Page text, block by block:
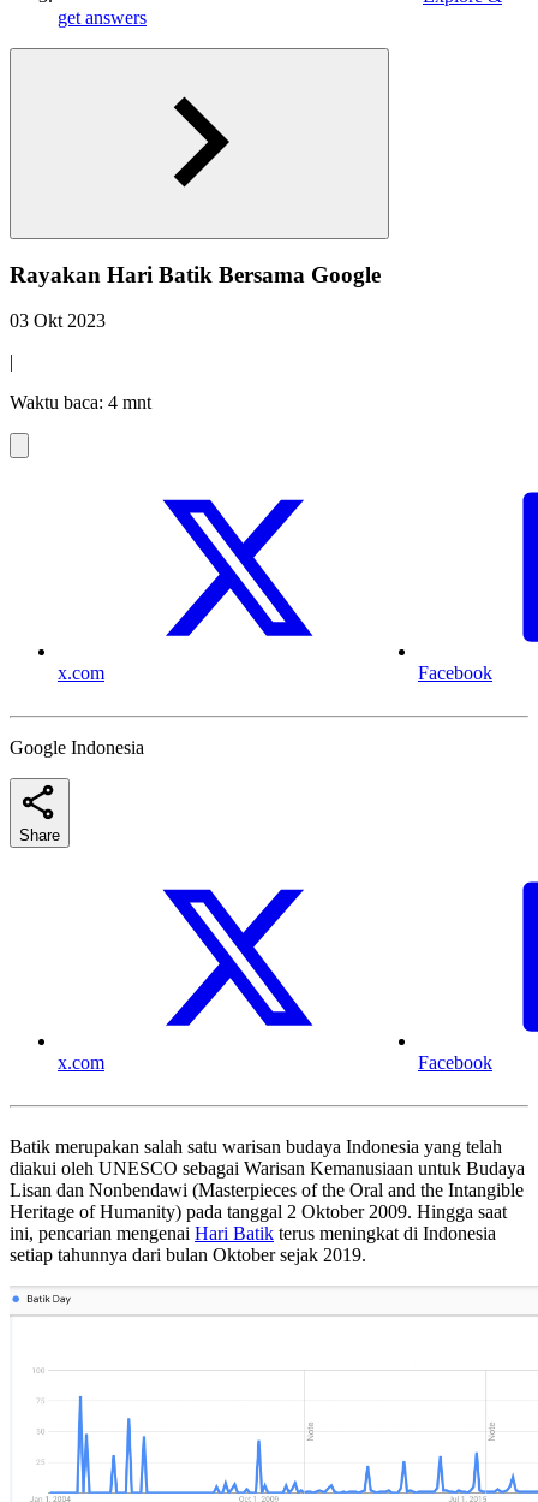
get answers
Rayakan Hari Batik Bersama Google
03 Okt 2023
|
Waktu baca: 4 mnt
x.com Facebook
Google Indonesia
Share
x.com Facebook
Batik merupakan salah satu warisan budaya Indonesia yang telah
diakui oleh UNESCO sebagai Warisan Kemanusiaan untuk Budaya
Lisan dan Nonbendawi (Masterpieces of the Oral and the Intangible
Heritage of Humanity) pada tanggal 2 Oktober 2009. Hingga saat
ini, pencarian mengenai Hari Batik terus meningkat di Indonesia
setiap tahunnya dari bulan Oktober sejak 2019.